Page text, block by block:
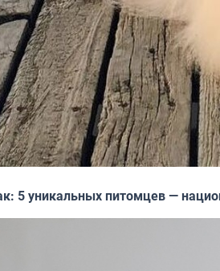
5 уникальных питомцев —